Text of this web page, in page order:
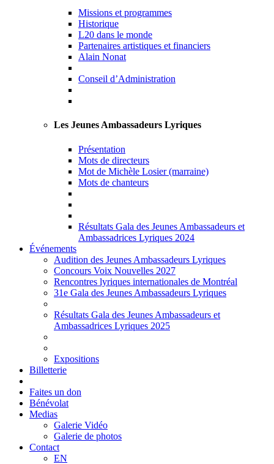
Missions et programmes
Historique
L20 dans le monde
Partenaires artistiques et financiers
Alain Nonat
Conseil d’Administration
Les Jeunes Ambassadeurs Lyriques
Présentation
Mots de directeurs
Mot de Michèle Losier (marraine)
Mots de chanteurs
Résultats Gala des Jeunes Ambassadeurs et
Ambassadrices Lyriques 2024
Événements
Audition des Jeunes Ambassadeurs Lyriques
Concours Voix Nouvelles 2027
Rencontres lyriques internationales de Montréal
31e Gala des Jeunes Ambassadeurs Lyriques
Résultats Gala des Jeunes Ambassadeurs et
Ambassadrices Lyriques 2025
Expositions
Billetterie
Faites un don
Bénévolat
Medias
Galerie Vidéo
Galerie de photos
Contact
EN